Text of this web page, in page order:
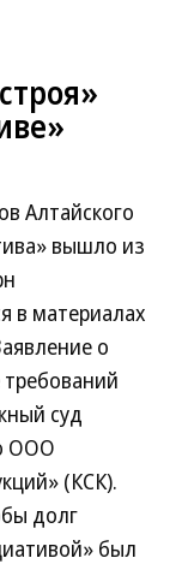
Алтайского
вышло из
в материалах
о
суд
ООО
(КСК).
долг
был